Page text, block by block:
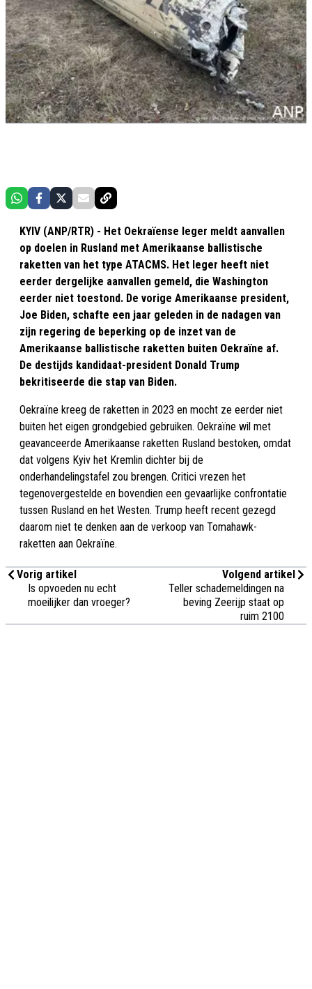
KYIV (ANP/RTR) - Het Oekraïense leger meldt aanvallen
op doelen in Rusland met Amerikaanse ballistische
raketten van het type ATACMS. Het leger heeft niet
eerder dergelijke aanvallen gemeld, die Washington
eerder niet toestond. De vorige Amerikaanse president,
Joe Biden, schafte een jaar geleden in de nadagen van
zijn regering de beperking op de inzet van de
Amerikaanse ballistische raketten buiten Oekraïne af.
De destijds kandidaat-president Donald Trump
bekritiseerde die stap van Biden.
Oekraïne kreeg de raketten in 2023 en mocht ze eerder niet
buiten het eigen grondgebied gebruiken. Oekraïne wil met
geavanceerde Amerikaanse raketten Rusland bestoken, omdat
dat volgens Kyiv het Kremlin dichter bij de
onderhandelingstafel zou brengen. Critici vrezen het
tegenovergestelde en bovendien een gevaarlijke confrontatie
tussen Rusland en het Westen. Trump heeft recent gezegd
daarom niet te denken aan de verkoop van Tomahawk-
raketten aan Oekraïne.
Vorig artikel
Is opvoeden nu echt
moeilijker dan vroeger?
Volgend artikel
Teller schademeldingen na
beving Zeerijp staat op
ruim 2100